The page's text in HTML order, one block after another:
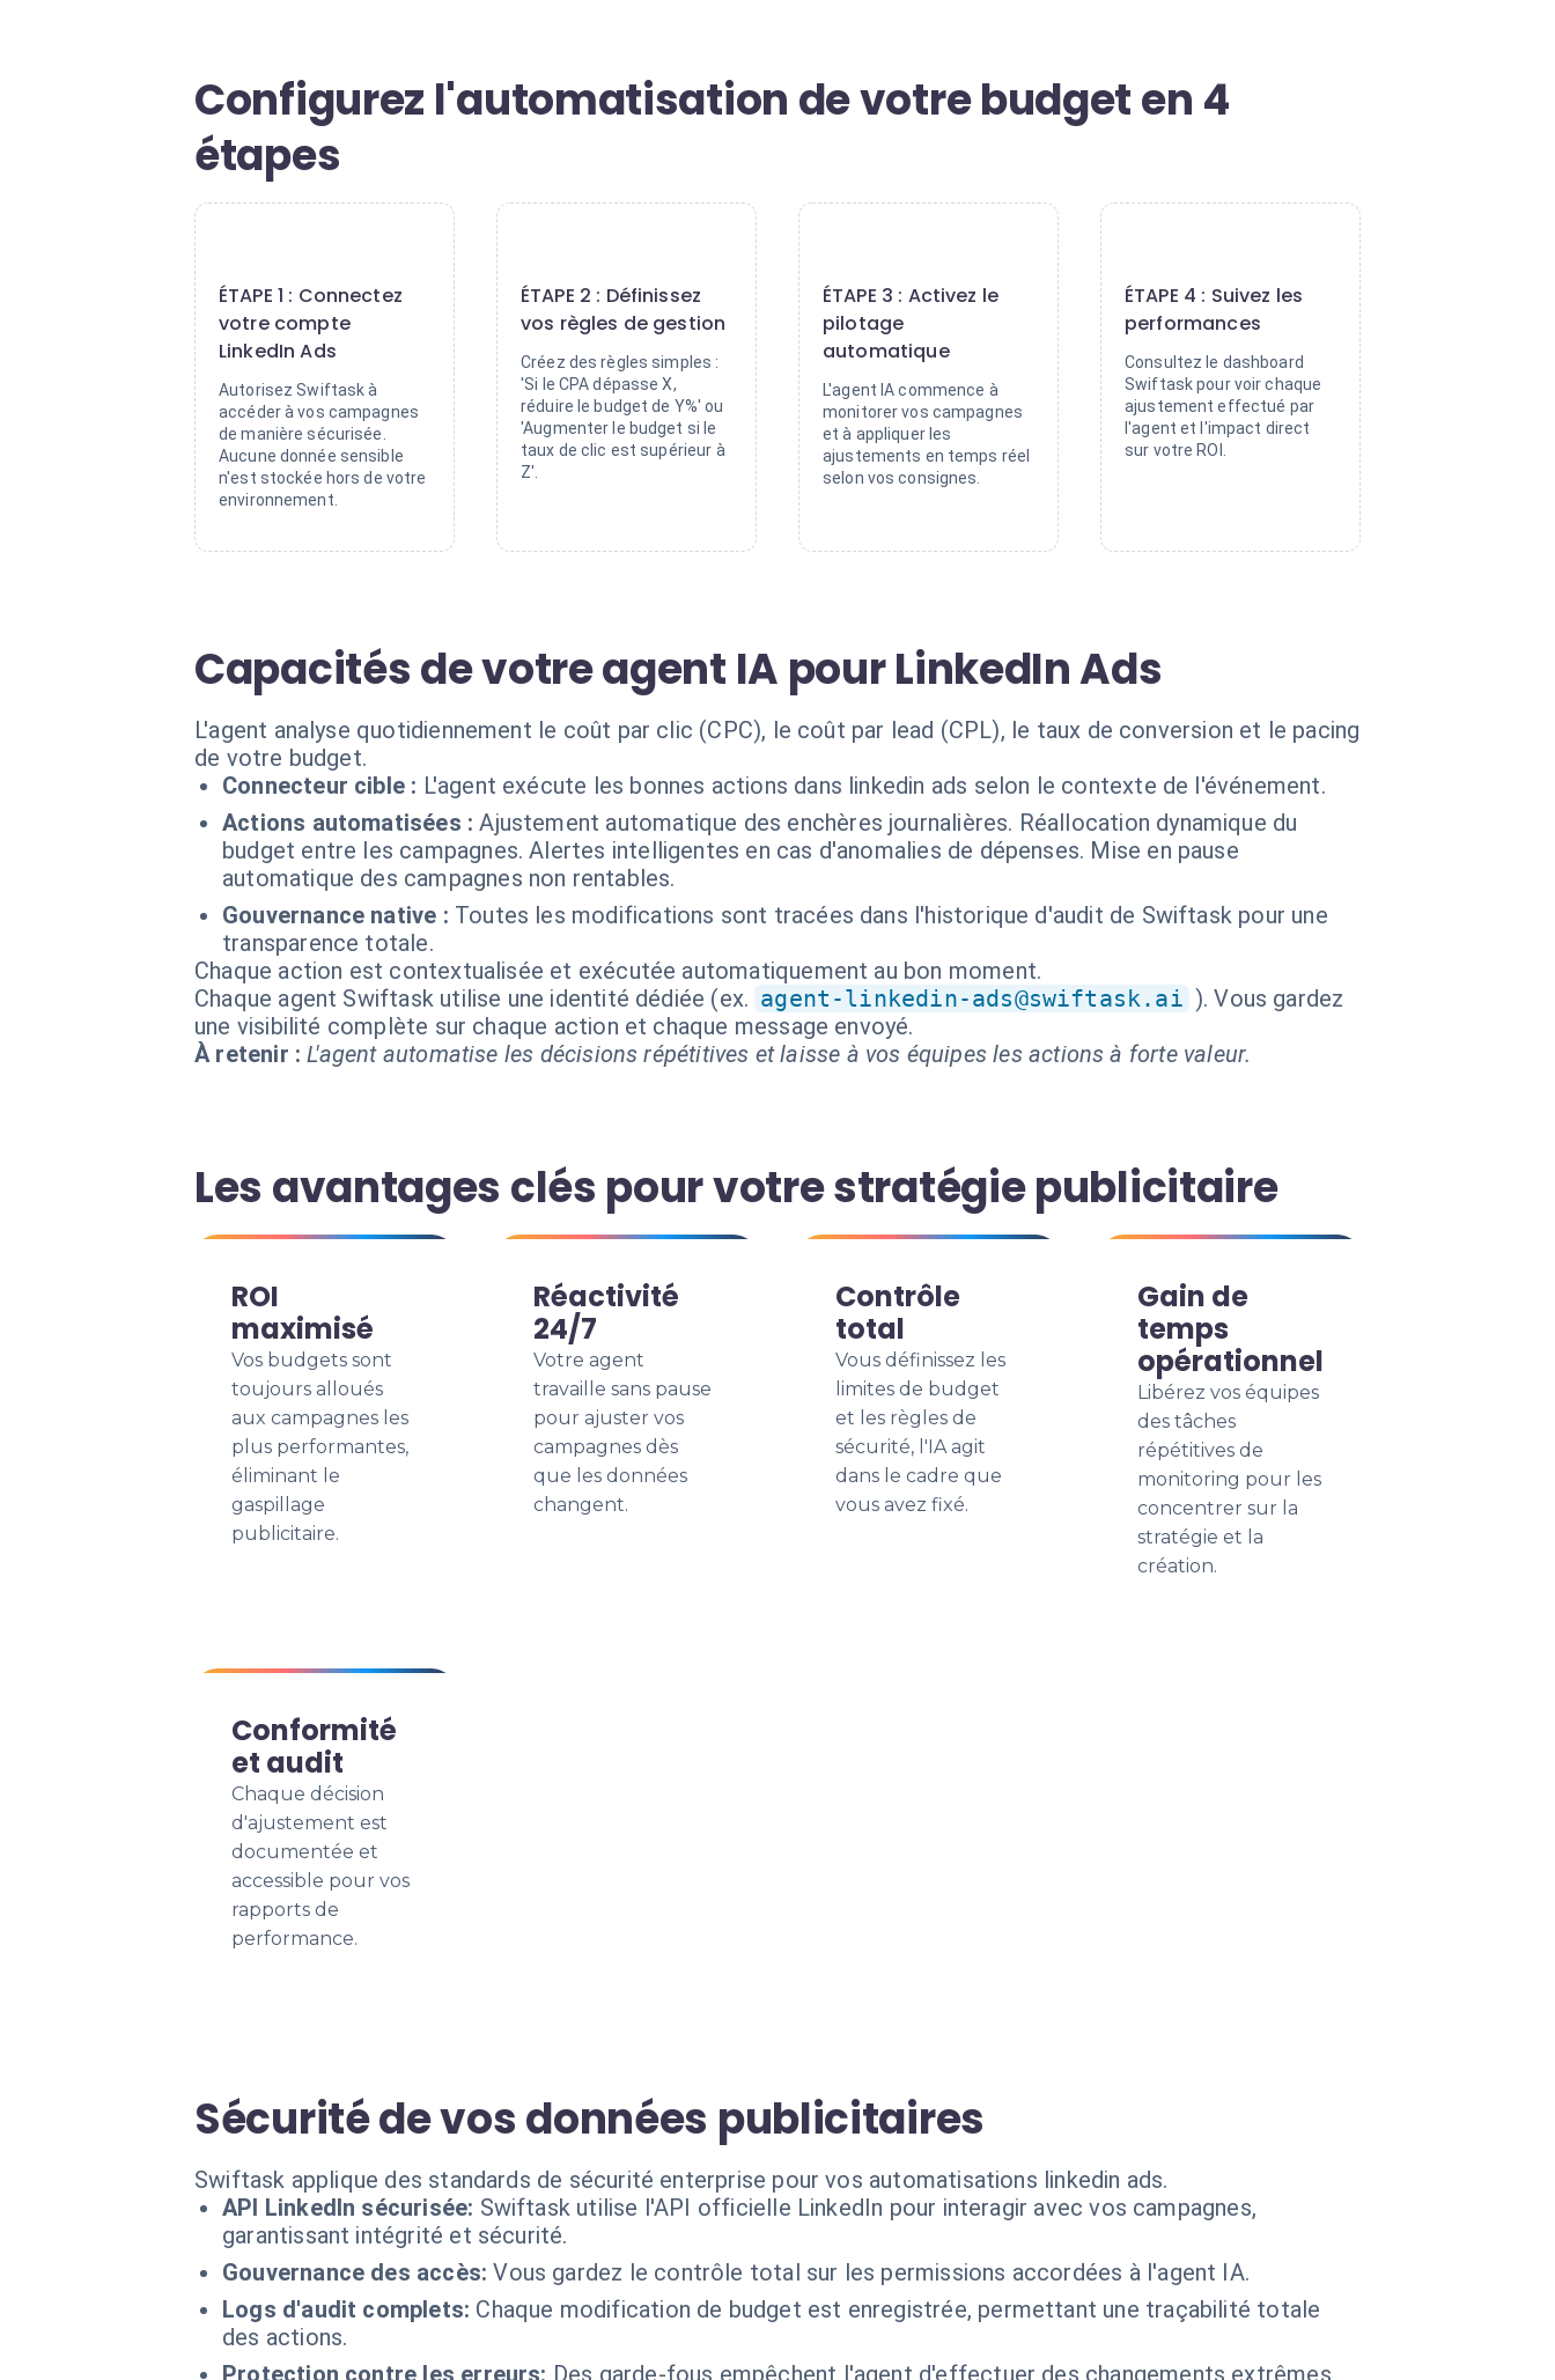
Configurez l'automatisation de votre budget en 4
étapes
ÉTAPE 1 : Connectez
votre compte
LinkedIn Ads
Autorisez Swiftask à
accéder à vos campagnes
de manière sécurisée.
Aucune donnée sensible
n'est stockée hors de votre
environnement.
ÉTAPE 2 : Définissez
vos règles de gestion
Créez des règles simples :
'Si le CPA dépasse X,
réduire le budget de Y%' ou
'Augmenter le budget si le
taux de clic est supérieur à
Z'.
ÉTAPE 3 : Activez le
pilotage
automatique
L'agent IA commence à
monitorer vos campagnes
et à appliquer les
ajustements en temps réel
selon vos consignes.
ÉTAPE 4 : Suivez les
performances
Consultez le dashboard
Swiftask pour voir chaque
ajustement effectué par
l'agent et l'impact direct
sur votre ROI.
Capacités de votre agent IA pour LinkedIn Ads
L'agent analyse quotidiennement le coût par clic (CPC), le coût par lead (CPL), le taux de conversion et le pacing
de votre budget.
Connecteur cible : L'agent exécute les bonnes actions dans linkedin ads selon le contexte de l'événement.
Actions automatisées : Ajustement automatique des enchères journalières. Réallocation dynamique du
budget entre les campagnes. Alertes intelligentes en cas d'anomalies de dépenses. Mise en pause
automatique des campagnes non rentables.
Gouvernance native : Toutes les modifications sont tracées dans l'historique d'audit de Swiftask pour une
transparence totale.
Chaque action est contextualisée et exécutée automatiquement au bon moment.
Chaque agent Swiftask utilise une identité dédiée (ex. agent-linkedin-ads@swiftask.ai ). Vous gardez
une visibilité complète sur chaque action et chaque message envoyé.
À retenir : L'agent automatise les décisions répétitives et laisse à vos équipes les actions à forte valeur.
Les avantages clés pour votre stratégie publicitaire
ROI
maximisé
Vos budgets sont
toujours alloués
aux campagnes les
plus performantes,
éliminant le
gaspillage
publicitaire.
Réactivité
24/7
Votre agent
travaille sans pause
pour ajuster vos
campagnes dès
que les données
changent.
Contrôle
total
Vous définissez les
limites de budget
et les règles de
sécurité, l'IA agit
dans le cadre que
vous avez fixé.
Gain de
temps
opérationnel
Libérez vos équipes
des tâches
répétitives de
monitoring pour les
concentrer sur la
stratégie et la
création.
Conformité
et audit
Chaque décision
d'ajustement est
documentée et
accessible pour vos
rapports de
performance.
Sécurité de vos données publicitaires
Swiftask applique des standards de sécurité enterprise pour vos automatisations linkedin ads.
API LinkedIn sécurisée: Swiftask utilise l'API officielle LinkedIn pour interagir avec vos campagnes,
garantissant intégrité et sécurité.
Gouvernance des accès: Vous gardez le contrôle total sur les permissions accordées à l'agent IA.
Logs d'audit complets: Chaque modification de budget est enregistrée, permettant une traçabilité totale
des actions.
Protection contre les erreurs: Des garde-fous empêchent l'agent d'effectuer des changements extrêmes